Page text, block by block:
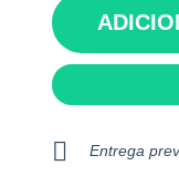
Entrega